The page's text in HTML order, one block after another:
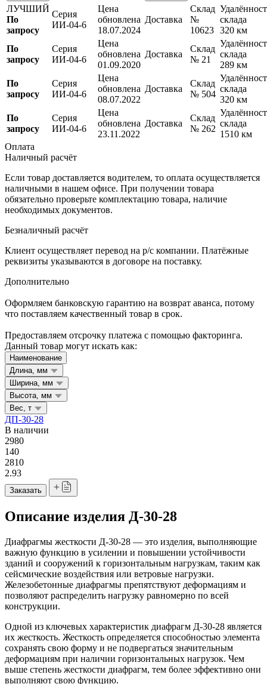
ЛУЧШИЙ
По
запросу
Серия
ИИ-04-6
Цена
обновлена
18.07.2024
Доставка
Склад
№
10623
склада
320 км
По
запросу
Серия
ИИ-04-6
Цена
обновлена
01.09.2020
Доставка
Склад
№ 21
склада
289 км
По
запросу
Серия
ИИ-04-6
Цена
обновлена
08.07.2022
Доставка
Склад
№ 504
склада
320 км
По
запросу
Серия
ИИ-04-6
Цена
обновлена
23.11.2022
Доставка
Склад
№ 262
склада
1510 км
Оплата
Наличный расчёт
Если товар доставляется водителем, то оплата осуществляется
наличными в нашем офисе. При получении товара
обязательно проверьте комплектацию товара, наличие
необходимых документов.
Безналичный расчёт
Клиент осуществляет перевод на р/с компании. Платёжные
реквизиты указываются в договоре на поставку.
Дополнительно
Оформляем банковскую гарантию на возврат аванса, потому
что поставляем качественный товар в срок.
Предоставляем отсрочку платежа с помощью факторинга.
Данный товар могут искать как:
Наименование
Длина, мм
Ширина, мм
Высота, мм
Вес, т
ДП-30-28
В наличии
2980
140
2810
2.93
Заказать
Описание изделия Д-30-28
Диафрагмы жесткости Д-30-28 — это изделия, выполняющие
важную функцию в усилении и повышении устойчивости
зданий и сооружений к горизонтальным нагрузкам, таким как
сейсмические воздействия или ветровые нагрузки.
Железобетонные диафрагмы препятствуют деформациям и
позволяют распределить нагрузку равномерно по всей
конструкции.
Одной из ключевых характеристик диафрагм Д-30-28 является
их жесткость. Жесткость определяется способностью элемента
сохранять свою форму и не подвергаться значительным
деформациям при наличии горизонтальных нагрузок. Чем
выше степень жесткости диафрагм, тем более эффективно они
выполняют свою функцию.